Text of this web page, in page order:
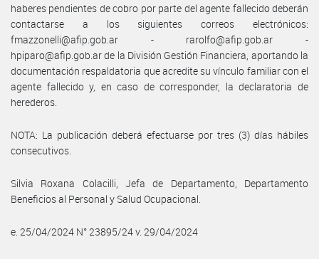
haberes pendientes de cobro por parte del agente fallecido deberán
contactarse a los siguientes correos electrónicos:
fmazzonelli@afip.gob.ar - rarolfo@afip.gob.ar -
hpiparo@afip.gob.ar de la División Gestión Financiera, aportando la
documentación respaldatoria que acredite su vínculo familiar con el
agente fallecido y, en caso de corresponder, la declaratoria de
herederos.
NOTA: La publicación deberá efectuarse por tres (3) días hábiles
consecutivos.
Silvia Roxana Colacilli, Jefa de Departamento, Departamento
Beneficios al Personal y Salud Ocupacional.
e. 25/04/2024 N° 23895/24 v. 29/04/2024